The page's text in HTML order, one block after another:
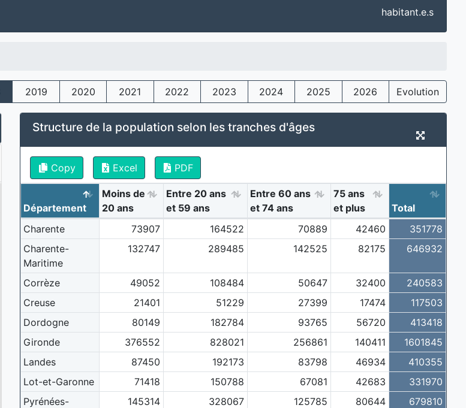
habitant.e.s
2019 2020 2021 2022 2023 2024 2025 2026 Evolution
Structure de la population selon les tranches d'âges
Copy Excel PDF
Département
Moins de
20 ans
Entre 20 ans
et 59 ans
Entre 60 ans
et 74 ans
75 ans
et plus
Total
Charente
73907 164522 70889 42460
351778
Charente-
Maritime
132747 289485 142525 82175 646932
Corrèze 49052 108484 50647 32400
240583
Creuse
21401 51229 27399 17474
117503
Dordogne
80149 182784 93765 56720
413418
Gironde
376552 828021 256861 140411
1601845
Landes
87450 192173 83798 46934
410355
Lot-et-Garonne
71418 150788 67081 42683
331970
Pyrénées-
145314 328067 125785 80644 679810